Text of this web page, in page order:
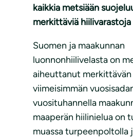
kaikkia metsiään
merkittäviä
Suomen ja maakunnan
luonnonhiilivelasta on
aiheuttanut merkittävän
viimeisimmän
vuosituhannella
maaperän hiilinielua on
muassa turpeenpoltolla